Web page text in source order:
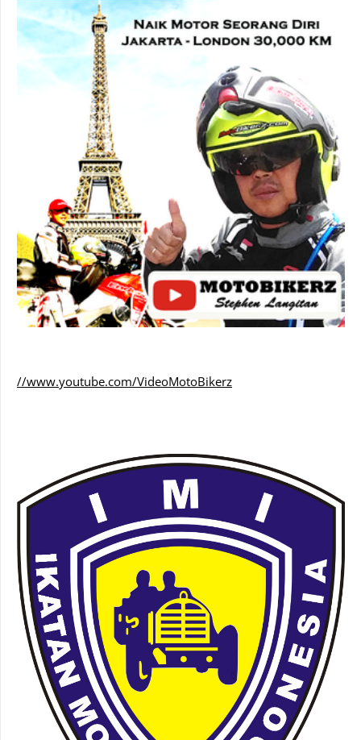
//www.youtube.com/VideoMotoBikerz